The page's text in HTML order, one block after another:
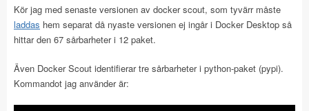
Kör jag med senaste versionen av docker scout, som tyvärr måste
laddas hem separat då nyaste versionen ej ingår i Docker Desktop så
hittar den 67 sårbarheter i 12 paket.
Även Docker Scout identifierar tre sårbarheter i python-paket (pypi).
Kommandot jag använder är: